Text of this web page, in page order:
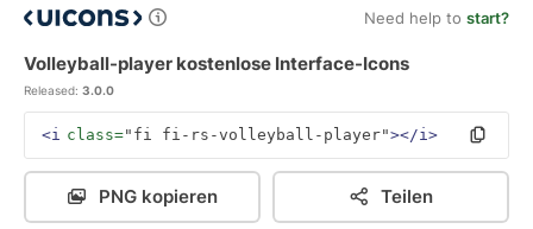
Need help to start?
Volleyball-player kostenlose Interface-Icons
Released: 3.0.0
<i class="fi fi-rs-volleyball-player"></i>
PNG kopieren Teilen